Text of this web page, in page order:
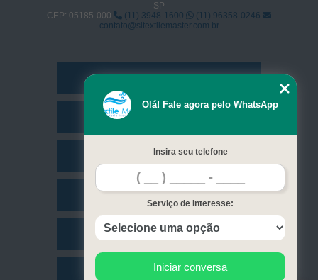
SP
CEP: 05185-000
(11) 3948-1600
(11) 96358-0246
contato@sltextilemaster.com.br
Missão
Contato
Mapa do site
Olá! Fale agora pelo WhatsApp
Insira seu telefone
Serviço de Interesse:
Iniciar conversa